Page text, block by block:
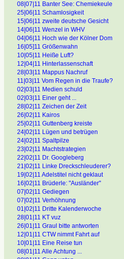
08|07|11 Banter See: Chemiekeule
25|06|11 Schamlosigkeit
15|06|11 zweite deutsche Gesicht
14|06|11 Wenzel in WHV
04|06|11 Hoch wie der Kölner Dom
16|05]11 Größenwahn
10|05|11 Heiße Luft?
12|04|11 Hinterlassenschaft
28|03|11 Mappus Nachruf
11|03|11 Vom Regen in die Traufe?
02|03|11 Medien schuld
02|03|11 Einer geht ...
28|02|11 Zeichen der Zeit
26|02|11 Kairos
25|02|11 Guttenberg kreiste
24|02|11 Lügen und betrügen
24|02|11 Spaltpilze
23|02|11 Machtstrategien
22|02|11 Dr. Googleberg
21|02|11 Linke Dreckschleuderer?
19|02|11 Adelstitel nicht geklaut
16|02|11 Brüderle: "Ausländer"
07|02|11 Gediegen
07|02|11 Verhöhnung
01|02|11 Dritte Kalenderwoche
28|01|11 KT vuz
26|01|11 Graul bitte antworten
12|01|11 CTW nimmt Fahrt auf
10|01|11 Eine Reise tun
08|01|11 Alle Achtung ...